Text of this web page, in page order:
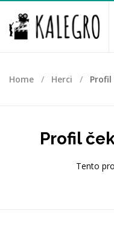
Home Herci Profil
Profil
Tento